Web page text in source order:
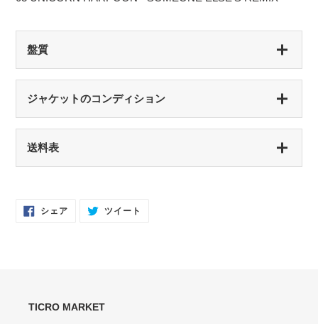
盤質
開封済み・新品同様
キズなどで少々ノイズが出る
ジャケットのコンディション
スレ・シワ・リングウェア・カット・ドリルホール、底抜けが気にならない
送料表
シェアFacebookツイート
TICRO MARKET